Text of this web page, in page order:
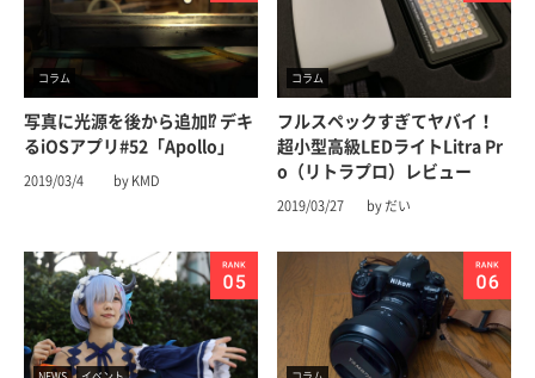
コラム
写真に光源を後から追加⁉︎ デキ
るiOSアプリ#52「Apollo」
2019/03/4 by KMD
コラム
フルスペックすぎてヤバイ！
超小型高級LEDライトLitra Pr
o（リトラプロ）レビュー
2019/03/27 by だい